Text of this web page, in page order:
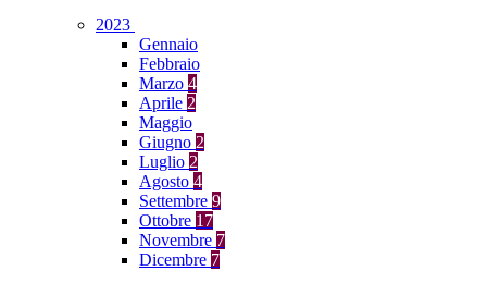
2023
Gennaio
Febbraio
Marzo 4
Aprile 2
Maggio
Giugno 2
Luglio 2
Agosto 4
Settembre 9
Ottobre 17
Novembre 7
Dicembre 7